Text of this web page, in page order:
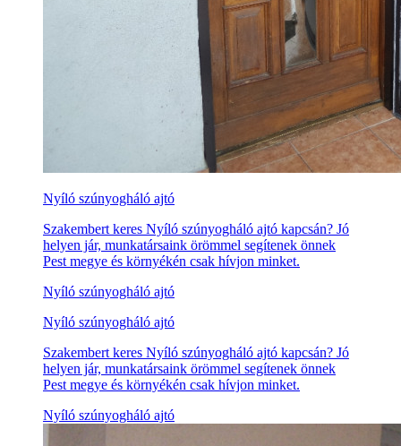
Nyíló szúnyogháló ajtó
Szakembert keres Nyíló szúnyogháló ajtó kapcsán? Jó
helyen jár, munkatársaink örömmel segítenek önnek
Pest megye és környékén csak hívjon minket.
Nyíló szúnyogháló ajtó
Nyíló szúnyogháló ajtó
Szakembert keres Nyíló szúnyogháló ajtó kapcsán? Jó
helyen jár, munkatársaink örömmel segítenek önnek
Pest megye és környékén csak hívjon minket.
Nyíló szúnyogháló ajtó